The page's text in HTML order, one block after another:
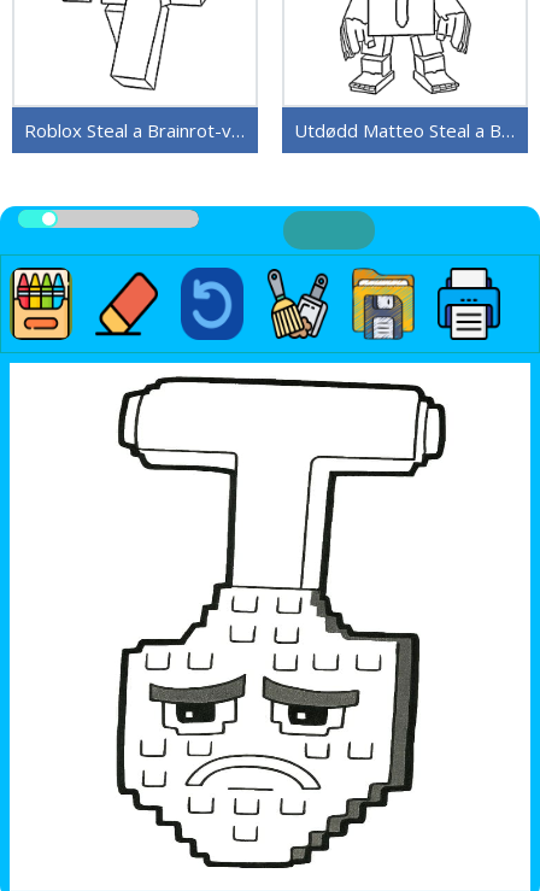
Roblox Steal a Brainrot-versjon Utdødd Matteo Steal a Brainrot